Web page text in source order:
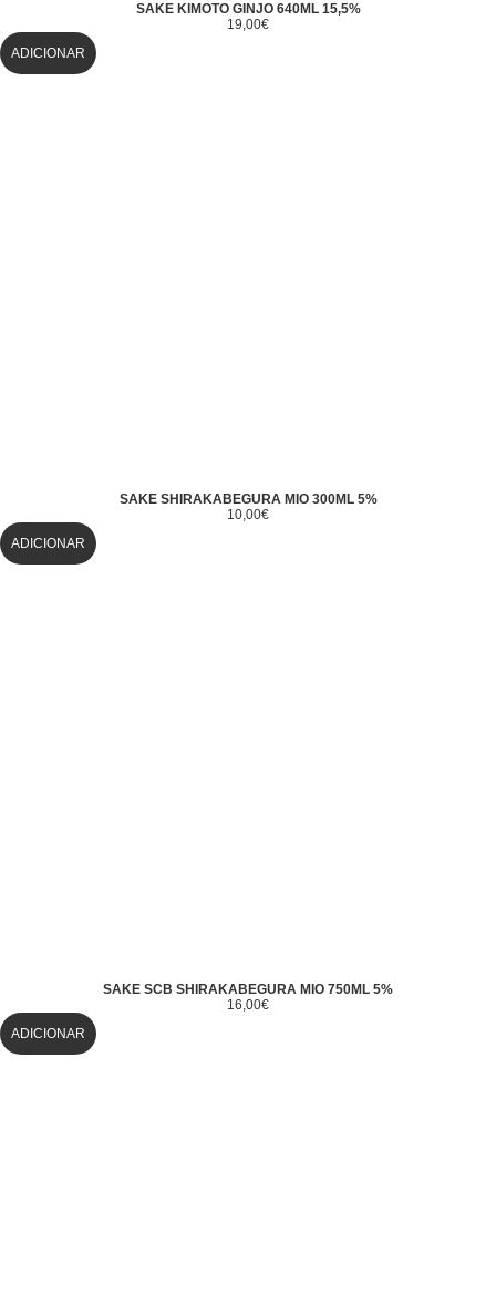
SAKE KIMOTO GINJO 640ML 15,5%
19,00€
ADICIONAR
SAKE SHIRAKABEGURA MIO 300ML 5%
10,00€
ADICIONAR
SAKE SCB SHIRAKABEGURA MIO 750ML 5%
16,00€
ADICIONAR